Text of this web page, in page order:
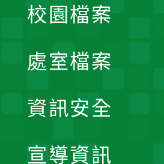
校園檔案
處室檔案
資訊安全
宣導資訊